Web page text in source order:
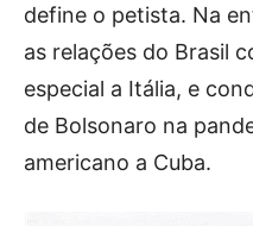
define o petista. Na
as relações do Brasil
especial a Itália, e
de Bolsonaro na
americano a Cuba.